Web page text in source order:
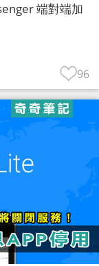
端對端加
96